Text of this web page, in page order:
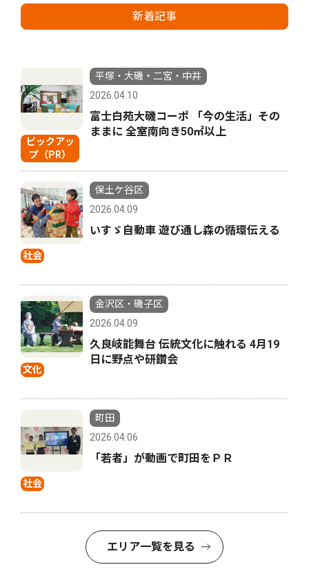
新着記事
ピックアッ
プ（PR）
平塚・大磯・二宮・中井
2026.04.10
富士白苑大磯コーポ 「今の生活」その
ままに 全室南向き50㎡以上
社会
保土ケ谷区
2026.04.09
いすゞ自動車 遊び通し森の循環伝える
文化
金沢区・磯子区
2026.04.09
久良岐能舞台 伝統文化に触れる 4月19
日に野点や研鑽会
社会
町田
2026.04.06
「若者」が動画で町田をＰＲ
エリア一覧を見る